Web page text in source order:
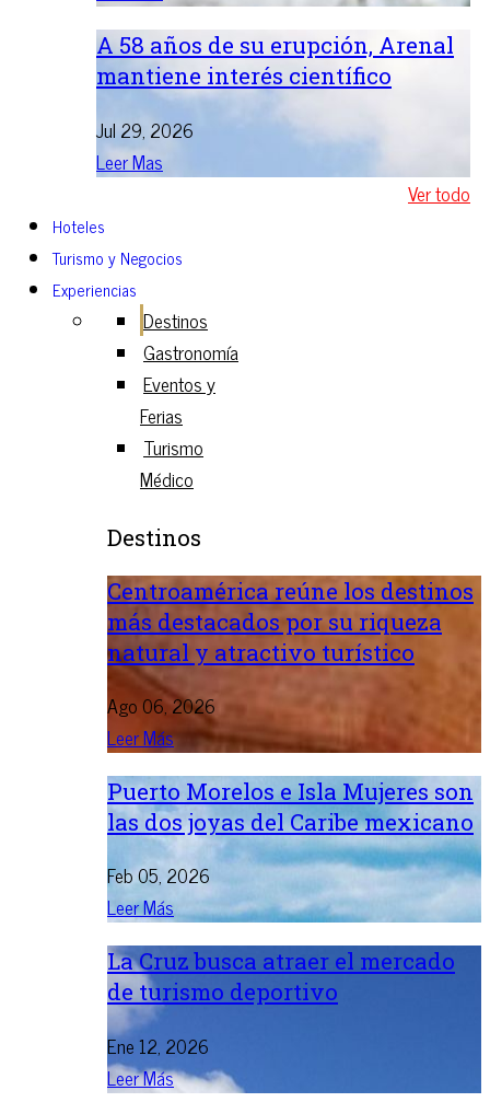
A 58 años de su erupción, Arenal
mantiene interés científico
Jul 29, 2026
Leer Mas
Ver todo
Hoteles
Turismo y Negocios
Experiencias
Destinos
Gastronomía
Eventos y
Ferias
Turismo
Médico
Destinos
Centroamérica reúne los destinos
más destacados por su riqueza
natural y atractivo turístico
Ago 06, 2026
Leer Más
Puerto Morelos e Isla Mujeres son
las dos joyas del Caribe mexicano
Feb 05, 2026
Leer Más
La Cruz busca atraer el mercado
de turismo deportivo
Ene 12, 2026
Leer Más